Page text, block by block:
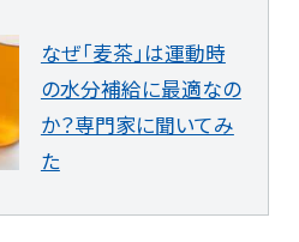
なぜ「麦茶」は運動時
の水分補給に最適なの
か？専門家に聞いてみ
た